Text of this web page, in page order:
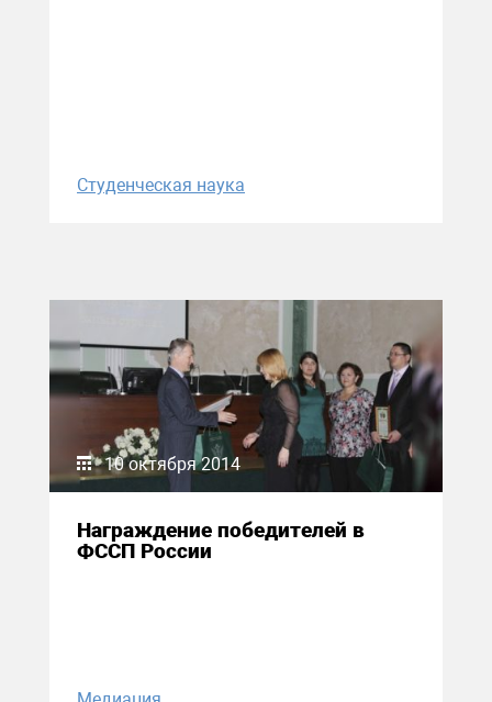
Студенческая наука
10 октября 2014
Награждение победителей в
ФССП России